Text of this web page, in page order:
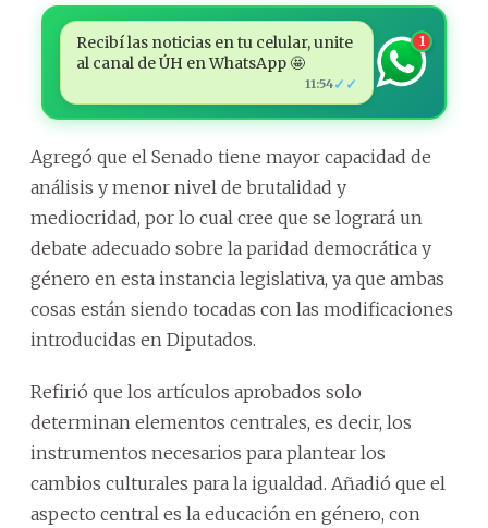
Recibí las noticias en tu celular, unite
al canal de ÚH en WhatsApp 🤩
11:54✓✓
1
Agregó que el Senado tiene mayor capacidad de
análisis y menor nivel de brutalidad y
mediocridad, por lo cual cree que se logrará un
debate adecuado sobre la paridad democrática y
género en esta instancia legislativa, ya que ambas
cosas están siendo tocadas con las modificaciones
introducidas en Diputados.
Refirió que los artículos aprobados solo
determinan elementos centrales, es decir, los
instrumentos necesarios para plantear los
cambios culturales para la igualdad. Añadió que el
aspecto central es la educación en género, con